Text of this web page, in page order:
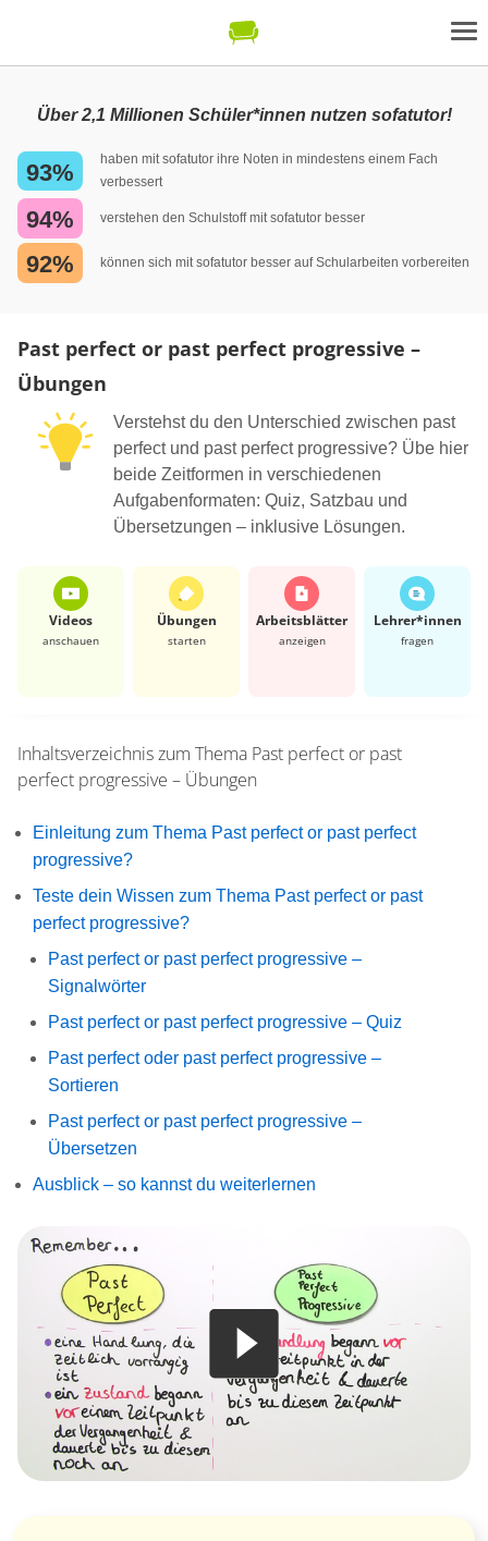
Über 2,1 Millionen Schüler*innen nutzen sofatutor!
93%
haben mit sofatutor ihre Noten in mindestens einem Fach
verbessert
94% verstehen den Schulstoff mit sofatutor besser
92% können sich mit sofatutor besser auf Schularbeiten vorbereiten
Past perfect or past perfect progressive –
Übungen
Verstehst du den Unterschied zwischen past
perfect und past perfect progressive? Übe hier
beide Zeitformen in verschiedenen
Aufgabenformaten: Quiz, Satzbau und
Übersetzungen – inklusive Lösungen.
Videos
anschauen
Übungen
starten
Arbeits­blätter
anzeigen
Lehrer*​innen
fragen
Inhaltsverzeichnis zum Thema Past perfect or past
perfect progressive – Übungen
Einleitung zum Thema Past perfect or past perfect
progressive?
Teste dein Wissen zum Thema Past perfect or past
perfect progressive?
Past perfect or past perfect progressive –
Signalwörter
Past perfect or past perfect progressive – Quiz
Past perfect oder past perfect progressive –
Sortieren
Past perfect or past perfect progressive –
Übersetzen
Ausblick – so kannst du weiterlernen